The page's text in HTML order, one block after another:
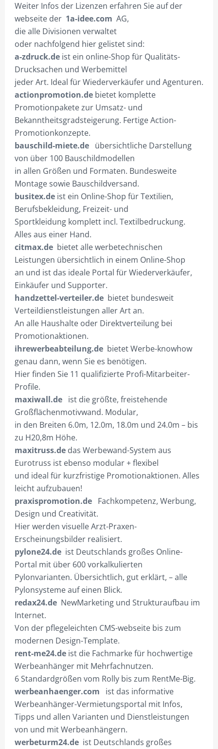
Weiter Infos der Lizenzen erfahren Sie auf der
webseite der 1a-idee.com AG,
die alle Divisionen verwaltet
oder nachfolgend hier gelistet sind:
a-zdruck.de ist ein online-Shop für Qualitäts-
Drucksachen und Werbemittel
jeder Art. Ideal für Wiederverkäufer und Agenturen.
actionpromotion.de bietet komplette
Promotionpakete zur Umsatz- und
Bekanntheitsgradsteigerung. Fertige Action-
Promotionkonzepte.
bauschild-miete.de übersichtliche Darstellung
von über 100 Bauschildmodellen
in allen Größen und Formaten. Bundesweite
Montage sowie Bauschildversand.
busitex.de ist ein Online-Shop für Textilien,
Berufsbekleidung, Freizeit- und
Sportkleidung komplett incl. Textilbedruckung.
Alles aus einer Hand.
citmax.de bietet alle werbetechnischen
Leistungen übersichtlich in einem Online-Shop
an und ist das ideale Portal für Wiederverkäufer,
Einkäufer und Supporter.
handzettel-verteiler.de bietet bundesweit
Verteildienstleistungen aller Art an.
An alle Haushalte oder Direktverteilung bei
Promotionaktionen.
ihrewerbeabteilung.de bietet Werbe-knowhow
genau dann, wenn Sie es benötigen.
Hier finden Sie 11 qualifizierte Profi-Mitarbeiter-
Profile.
maxiwall.de ist die größte, freistehende
Großflächenmotivwand. Modular,
in den Breiten 6.0m, 12.0m, 18.0m und 24.0m – bis
zu H20,8m Höhe.
maxitruss.de das Werbewand-System aus
Eurotruss ist ebenso modular + flexibel
und ideal für kurzfristige Promotionaktionen. Alles
leicht aufzubauen!
praxispromotion.de Fachkompetenz, Werbung,
Design und Creativität.
Hier werden visuelle Arzt-Praxen-
Erscheinungsbilder realisiert.
pylone24.de ist Deutschlands großes Online-
Portal mit über 600 vorkalkulierten
Pylonvarianten. Übersichtlich, gut erklärt, – alle
Pylonsysteme auf einen Blick.
redax24.de NewMarketing und Strukturaufbau im
Internet.
Von der pflegeleichten CMS-webseite bis zum
modernen Design-Template.
rent-me24.de ist die Fachmarke für hochwertige
Werbeanhänger mit Mehrfachnutzen.
6 Standardgrößen vom Rolly bis zum RentMe-Big.
werbeanhaenger.com ist das informative
Werbeanhänger-Vermietungsportal mit Infos,
Tipps und allen Varianten und Dienstleistungen
von und mit Werbeanhängern.
werbeturm24.de ist Deutschlands großes